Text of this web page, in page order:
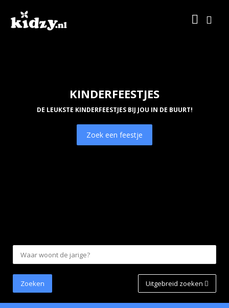
KINDERFEESTJES
DE LEUKSTE KINDERFEESTJES BIJ JOU IN DE BUURT!
Zoek een feestje
Uitgebreid zoeken